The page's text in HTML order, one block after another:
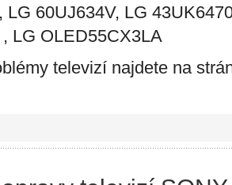
LG 60UJ634V, LG
LG OLED55CX3LA
televizí najdete na